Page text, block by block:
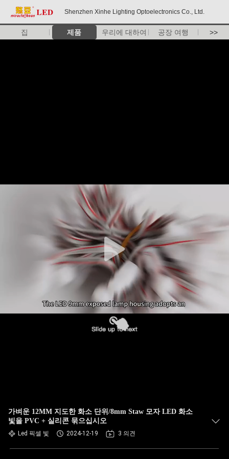
Shenzhen Xinhe Lighting Optoelectronics Co., Ltd.
집 제품 우리에 대하여 공장 여행 >>
가벼운 12MM 지도한 화소 단위/8mm Staw 모자 LED 화소
빛을 PVC + 실리콘 묶으십시오
Led 픽셀 빛 2024-12-19 3 의견